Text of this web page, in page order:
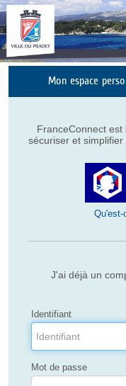
Mon espace perso
FranceConnect est
sécuriser et simplifier
Qu'est-
J'ai déjà un
Identifiant
Mot de passe
Panneau de gestion des